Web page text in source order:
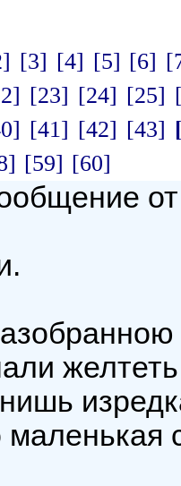
[3] [4] [5] [6]
[23] [24] [25]
[41] [42] [43]
[59] [60]
маленькая